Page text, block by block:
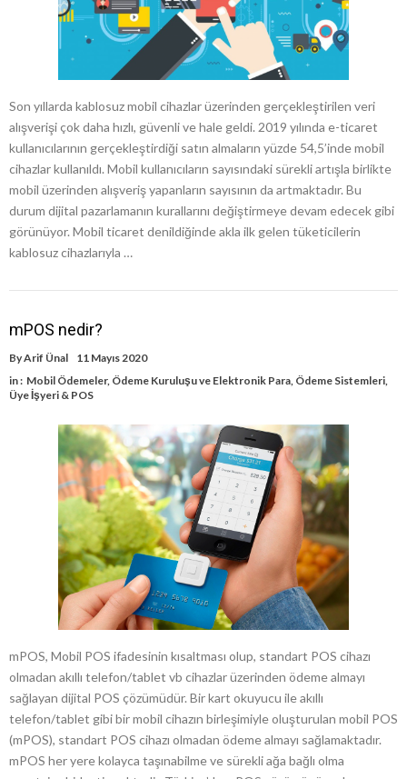
Son yıllarda kablosuz mobil cihazlar üzerinden gerçekleştirilen veri
alışverişi çok daha hızlı, güvenli ve hale geldi. 2019 yılında e-ticaret
kullanıcılarının gerçekleştirdiği satın almaların yüzde 54,5’inde mobil
cihazlar kullanıldı. Mobil kullanıcıların sayısındaki sürekli artışla birlikte
mobil üzerinden alışveriş yapanların sayısının da artmaktadır. Bu
durum dijital pazarlamanın kurallarını değiştirmeye devam edecek gibi
görünüyor. Mobil ticaret denildiğinde akla ilk gelen tüketicilerin
kablosuz cihazlarıyla …
mPOS nedir?
ByArif Ünal
11 Mayıs 2020
in : Mobil Ödemeler, Ödeme Kuruluşu ve Elektronik Para Ödeme Sistemleri
Üye İşyeri & POS
mPOS, Mobil POS ifadesinin kısaltması olup, standart POS cihazı
olmadan akıllı telefon/tablet vb cihazlar üzerinden ödeme almayı
sağlayan dijital POS çözümüdür. Bir kart okuyucu ile akıllı
telefon/tablet gibi bir mobil cihazın birleşimiyle oluşturulan mobil POS
(mPOS), standart POS cihazı olmadan ödeme almayı sağlamaktadır.
mPOS her yere kolayca taşınabilme ve sürekli ağa bağlı olma